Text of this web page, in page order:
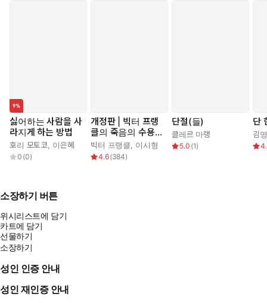
싫어하는 사람을 사
라지게 하는 방법
호리 모토코 이은혜
0 (0)
개정판 | 빅터 프랭
클의 죽음의 수용소
에서
빅터 프랭클 이시형
4.6(384)
단절(들)
클레르 마랭
5.0 (1)
단
김
소장하기 버튼
위시리스트에 담기
카트에 담기
선물하기
소장하기
성인 인증 안내
성인 재인증 안내